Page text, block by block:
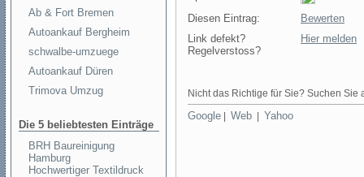
Ab & Fort Bremen
Autoankauf Bergheim
schwalbe-umzuege
Autoankauf Düren
Trimova Umzug
Die 5 beliebtesten Einträge
BRH Baureinigung
Hamburg
Hochwertiger Textildruck
Diesen Eintrag:
Bewerten
Link defekt?
Regelverstoss?
Hier melden
Nicht das Richtige für Sie? Suchen Sie
Google Web Yahoo